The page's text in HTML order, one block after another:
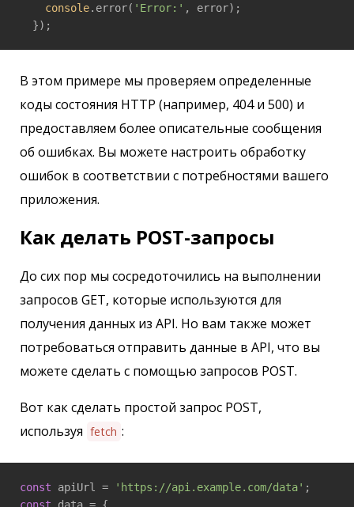
console.error( 'Error:' , error);
  });
В этом примере мы проверяем определенные
коды состояния HTTP (например, 404 и 500) и
предоставляем более описательные сообщения
об ошибках. Вы можете настроить обработку
ошибок в соответствии с потребностями вашего
приложения.
Как делать POST-запросы
До сих пор мы сосредоточились на выполнении
запросов GET, которые используются для
получения данных из API. Но вам также может
потребоваться отправить данные в API, что вы
можете сделать с помощью запросов POST.
Вот как сделать простой запрос POST,
используя fetch :
const apiUrl = 'https://api.example.com/data'